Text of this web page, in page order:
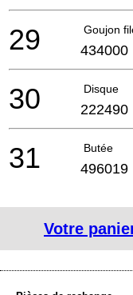
Goujon
29 434000
Disque
30 222490
Butée
31 496019
Votre